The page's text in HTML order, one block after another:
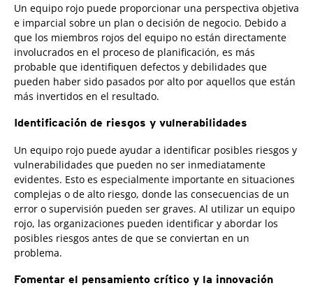
Un equipo rojo puede proporcionar una perspectiva objetiva
e imparcial sobre un plan o decisión de negocio. Debido a
que los miembros rojos del equipo no están directamente
involucrados en el proceso de planificación, es más
probable que identifiquen defectos y debilidades que
pueden haber sido pasados por alto por aquellos que están
más invertidos en el resultado.
Identificación de riesgos y vulnerabilidades
Un equipo rojo puede ayudar a identificar posibles riesgos y
vulnerabilidades que pueden no ser inmediatamente
evidentes. Esto es especialmente importante en situaciones
complejas o de alto riesgo, donde las consecuencias de un
error o supervisión pueden ser graves. Al utilizar un equipo
rojo, las organizaciones pueden identificar y abordar los
posibles riesgos antes de que se conviertan en un
problema.
Fomentar el pensamiento crítico y la innovación